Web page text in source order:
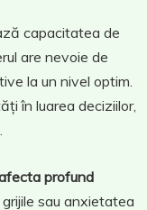
capacitatea de
are nevoie de
la un nivel optim.
în luarea deciziilor,
profund
sau anxietatea